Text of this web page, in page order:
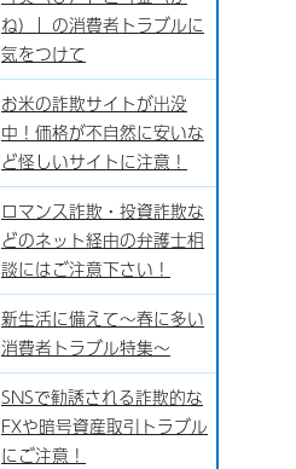
ね）」の消費者トラブルに
気をつけて
お米の詐欺サイトが出没
中！価格が不自然に安いな
ど怪しいサイトに注意！
ロマンス詐欺・投資詐欺な
どのネット経由の弁護士相
談にはご注意下さい！
新生活に備えて～春に多い
消費者トラブル特集～
SNSで勧誘される詐欺的な
FXや暗号資産取引トラブル
にご注意！